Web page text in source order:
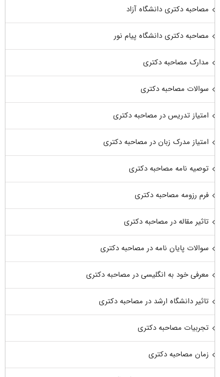
مصاحبه دکتری دانشگاه آزاد
مصاحبه دکتری دانشگاه پیام نور
مدارک مصاحبه دکتری
سوالات مصاحبه دکتری
امتیاز تدریس در مصاحبه دکتری
امتیاز مدرک زبان در مصاحبه دکتری
توصیه نامه مصاحبه دکتری
فرم رزومه مصاحبه دکتری
تاثیر مقاله در مصاحبه دکتری
سوالات پایان نامه در مصاحبه دکتری
معرفی خود به انگلیسی در مصاحبه دکتری
تاثیر دانشگاه ارشد در مصاحبه دکتری
تجربیات مصاحبه دکتری
زمان مصاحبه دکتری